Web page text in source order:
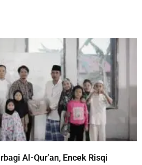
Al-Qur’an, Encek Risqi